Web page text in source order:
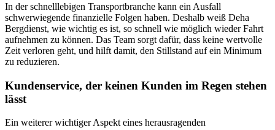
In der schnelllebigen Transportbranche kann ein Ausfall
schwerwiegende finanzielle Folgen haben. Deshalb weiß Deha
Bergdienst, wie wichtig es ist, so schnell wie möglich wieder Fahrt
aufnehmen zu können. Das Team sorgt dafür, dass keine wertvolle
Zeit verloren geht, und hilft damit, den Stillstand auf ein Minimum
zu reduzieren.
Kundenservice, der keinen Kunden im Regen stehen
lässt
Ein weiterer wichtiger Aspekt eines herausragenden